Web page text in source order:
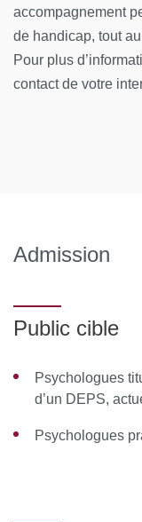
Afin de favoriser
différents outils
permettre :
L’ACTION ET
Au cours de la
présence par demi-
d’assiduité pour la
questionnaire de
accompagnement
de handicap, tout
Pour plus
contact de votre
Admission
Public cible
Psychologues
d’un DEPS,
Psychologues